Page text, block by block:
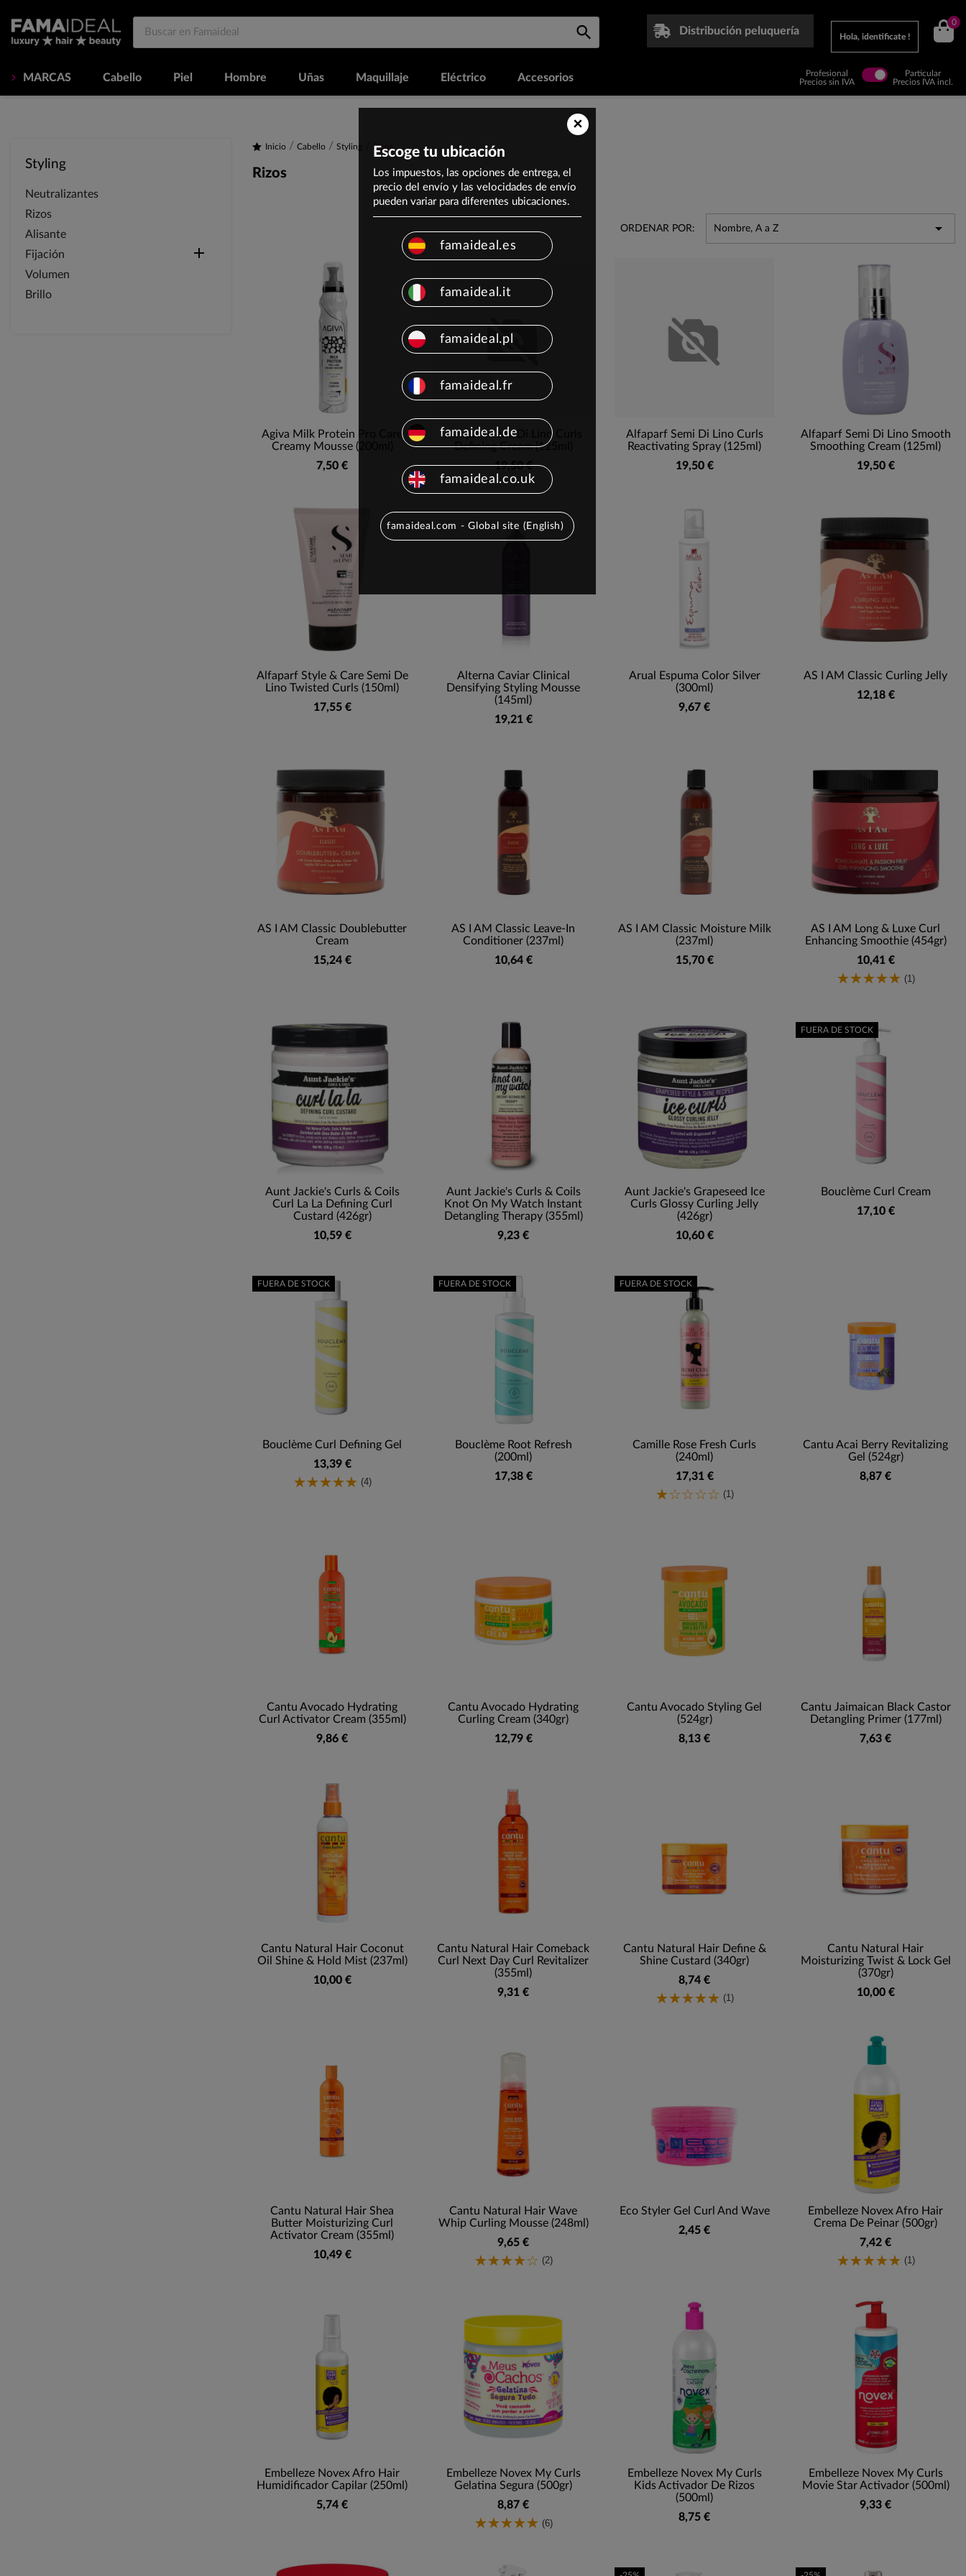
Distribución peluquería
Hola, identificate !
0
MARCAS Cabello Piel Hombre Uñas Maquillaje Eléctrico Accesorios
Profesional
Precios sin IVA
Particular
Precios IVA incl.
Styling
Neutralizantes
Rizos
Alisante
Fijación

Volumen
Brillo
Inicio Cabello Styling Rizos
Rizos
ORDENAR POR: Nombre, A a Z 
Agiva Milk Protein Pro Care
Creamy Mousse (200ml)
7,50 €
Alfaparf Semi Di Lino Curls
Defining Cream (125ml)
19,50 €
Alfaparf Semi Di Lino Curls
Reactivating Spray (125ml)
19,50 €
Alfaparf Semi Di Lino Smooth
Smoothing Cream (125ml)
19,50 €
Alfaparf Style & Care Semi De
Lino Twisted Curls (150ml)
17,55 €
Alterna Caviar Clinical
Densifying Styling Mousse
(145ml)
19,21 €
Arual Espuma Color Silver
(300ml)
9,67 €
AS I AM Classic Curling Jelly
12,18 €
AS I AM Classic Doublebutter
Cream
15,24 €
AS I AM Classic Leave-In
Conditioner (237ml)
10,64 €
AS I AM Classic Moisture Milk
(237ml)
15,70 €
AS I AM Long & Luxe Curl
Enhancing Smoothie (454gr)
10,41 €
(1)
Aunt Jackie's Curls & Coils
Curl La La Defining Curl
Custard (426gr)
10,59 €
Aunt Jackie's Curls & Coils
Knot On My Watch Instant
Detangling Therapy (355ml)
9,23 €
Aunt Jackie's Grapeseed Ice
Curls Glossy Curling Jelly
(426gr)
10,60 €
Bouclème Curl Cream
17,10 €
FUERA DE STOCK
Bouclème Curl Defining Gel
13,39 €
(4)
FUERA DE STOCK
Bouclème Root Refresh
(200ml)
17,38 €
FUERA DE STOCK
Camille Rose Fresh Curls
(240ml)
17,31 €
(1)
FUERA DE STOCK
Cantu Acai Berry Revitalizing
Gel (524gr)
8,87 €
Cantu Avocado Hydrating
Curl Activator Cream (355ml)
9,86 €
Cantu Avocado Hydrating
Curling Cream (340gr)
12,79 €
Cantu Avocado Styling Gel
(524gr)
8,13 €
Cantu Jaimaican Black Castor
Detangling Primer (177ml)
7,63 €
Cantu Natural Hair Coconut
Oil Shine & Hold Mist (237ml)
10,00 €
Cantu Natural Hair Comeback
Curl Next Day Curl Revitalizer
(355ml)
9,31 €
Cantu Natural Hair Define &
Shine Custard (340gr)
8,74 €
(1)
Cantu Natural Hair
Moisturizing Twist & Lock Gel
(370gr)
10,00 €
Cantu Natural Hair Shea
Butter Moisturizing Curl
Activator Cream (355ml)
10,49 €
Cantu Natural Hair Wave
Whip Curling Mousse (248ml)
9,65 €
(2)
Eco Styler Gel Curl And Wave
2,45 €
Embelleze Novex Afro Hair
Crema De Peinar (500gr)
7,42 €
(1)
Embelleze Novex Afro Hair
Humidificador Capilar (250ml)
5,74 €
Embelleze Novex My Curls
Gelatina Segura (500gr)
8,87 €
(6)
Embelleze Novex My Curls
Kids Activador De Rizos
(500ml)
8,75 €
Embelleze Novex My Curls
Movie Star Activador (500ml)
9,33 €
×
Escoge tu ubicación
Los impuestos, las opciones de entrega, el
precio del envío y las velocidades de envío
pueden variar para diferentes ubicaciones.
famaideal.es
famaideal.it
famaideal.pl
famaideal.fr
famaideal.de
famaideal.co.uk
famaideal.com - Global site (English)